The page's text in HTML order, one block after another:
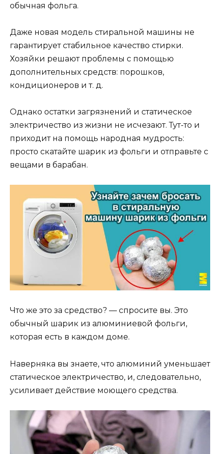
обычная фольга.
Даже новая модель стиральной машины не
гарантирует стабильное качество стирки.
Хозяйки решают проблемы с помощью
дополнительных средств: порошков,
кондиционеров и т. д.
Однако остатки загрязнений и статическое
электричество из жизни не исчезают. Тут-то и
приходит на помощь народная мудрость:
просто скатайте шарик из фольги и отправьте с
вещами в барабан.
Что же это за средство? — спросите вы. Это
обычный шарик из алюминиевой фольги,
которая есть в каждом доме.
Наверняка вы знаете, что алюминий уменьшает
статическое электричество, и, следовательно,
усиливает действие моющего средства.